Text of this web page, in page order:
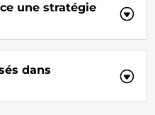
une stratégie
dans